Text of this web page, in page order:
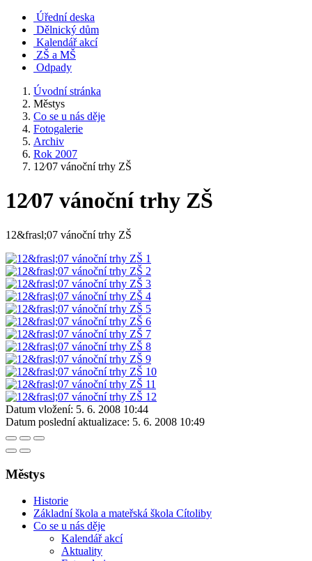
Úřední deska
Dělnický dům
Kalendář akcí
ZŠ a MŠ
Odpady
Úvodní stránka
Městys
Co se u nás děje
Fotogalerie
Archiv
Rok 2007
12⁄07 vánoční trhy ZŠ
12⁄07 vánoční trhy ZŠ
12&frasl;07 vánoční trhy ZŠ
Datum vložení: 5. 6. 2008 10:44
Datum poslední aktualizace: 5. 6. 2008 10:49
Městys
Historie
Základní škola a mateřská škola Cítoliby
Co se u nás děje
Kalendář akcí
Aktuality